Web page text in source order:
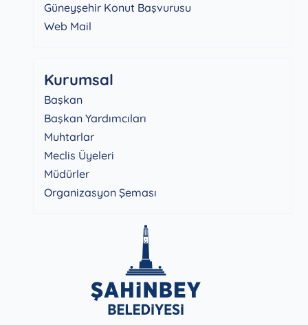
Güneyşehir Konut Başvurusu
Web Mail
Kurumsal
Başkan
Başkan Yardımcıları
Muhtarlar
Meclis Üyeleri
Müdürler
Organizasyon Şeması